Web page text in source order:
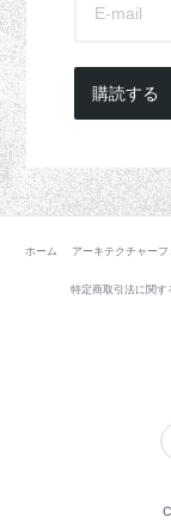
購読する
ホーム アーキテクチャー
特定商取引法に関す